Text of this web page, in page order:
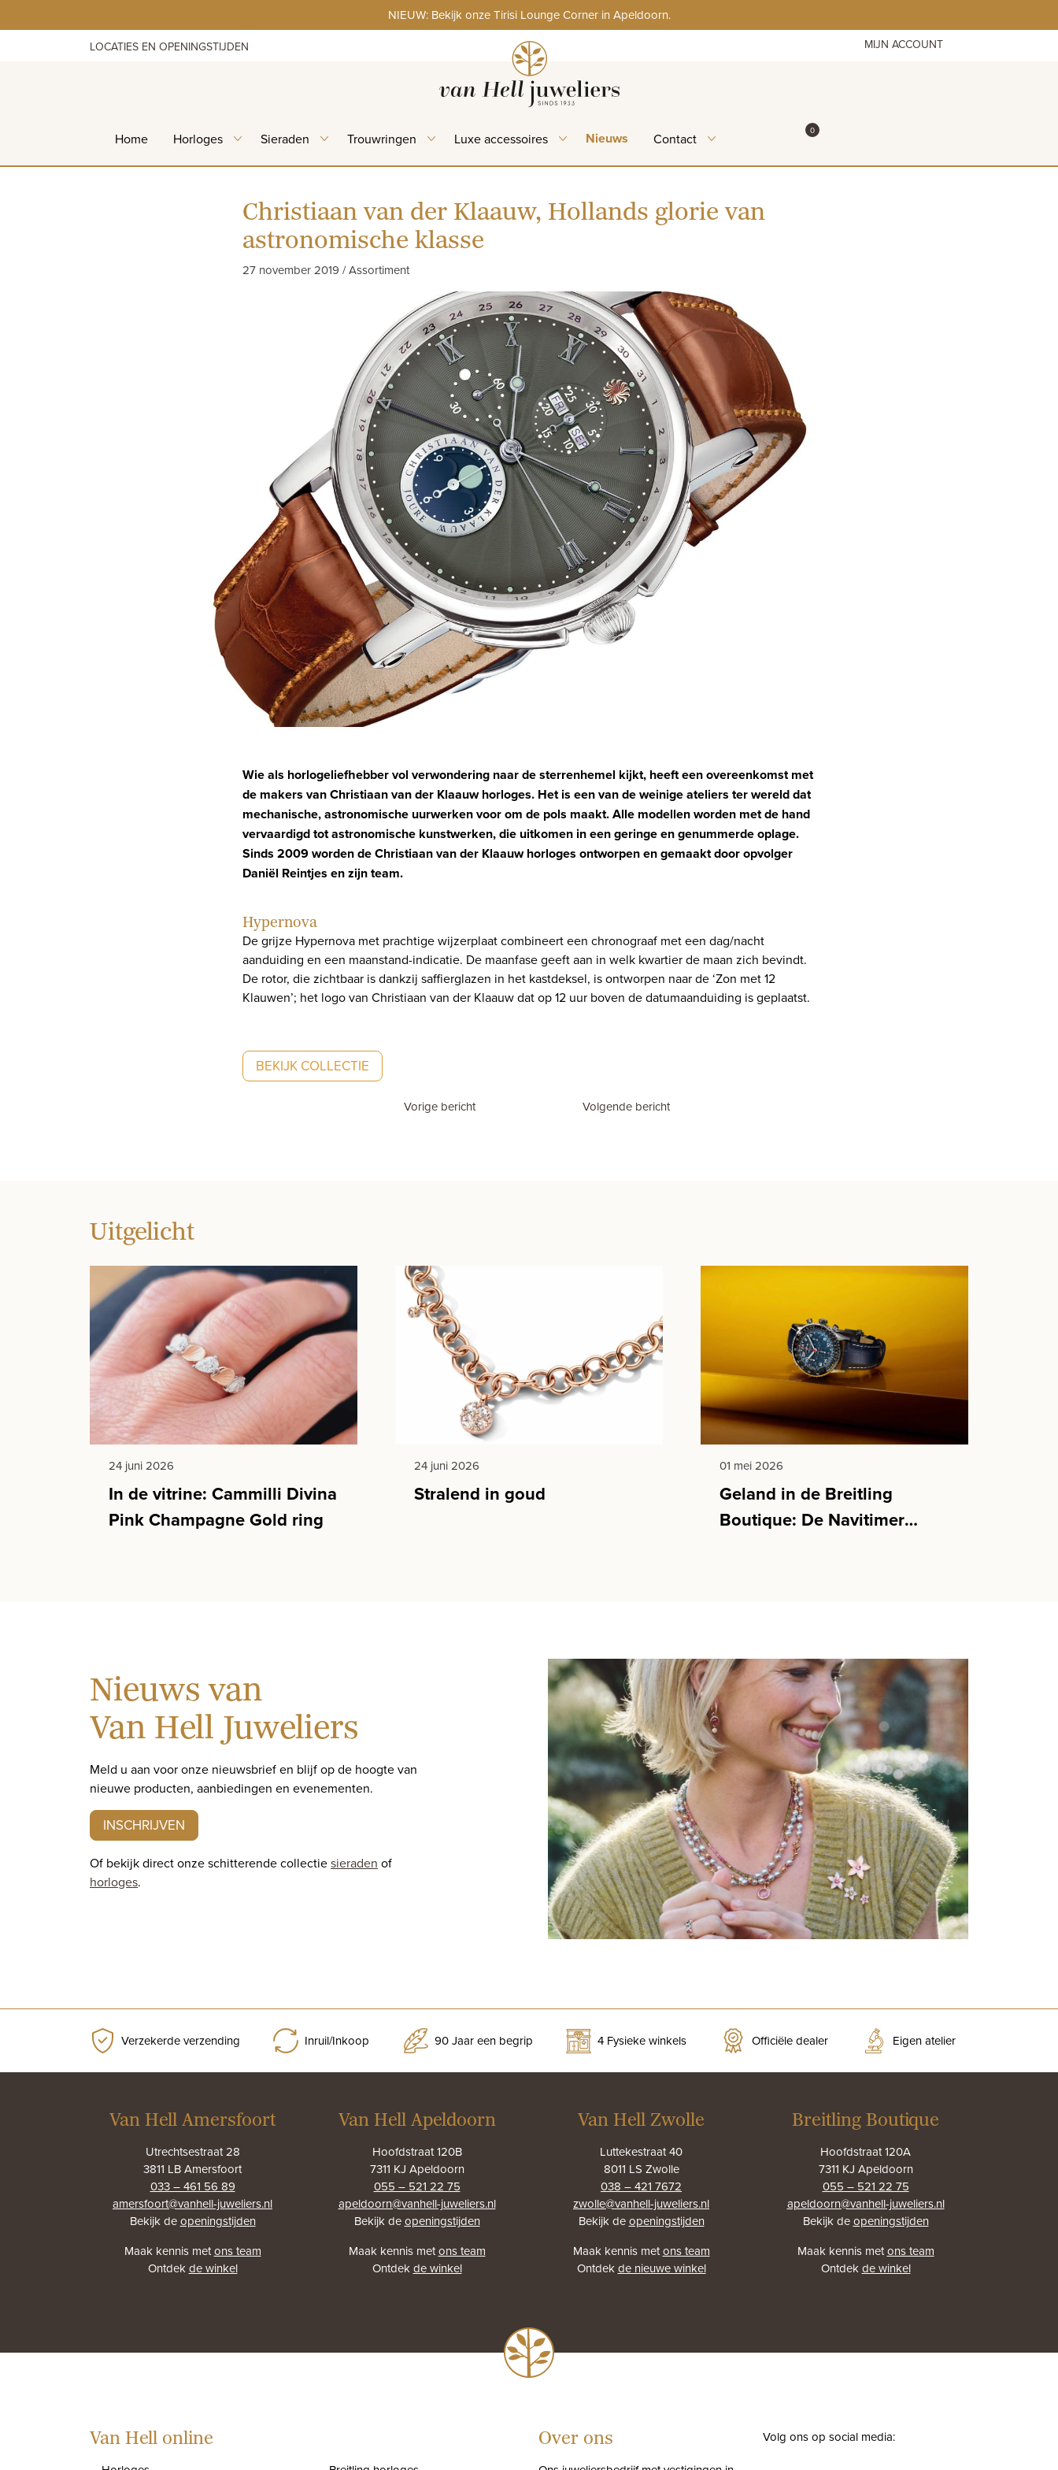
to
NIEUW: Bekijk onze Tirisi Lounge Corner in Apeldoorn.
LOCATIES EN OPENINGSTIJDEN MIJN ACCOUNT
Home Horloges Sieraden Trouwringen Luxe accessoires Nieuws Contact WINKELMAND
0ITEMS IN WINKELMAND
Christiaan van der Klaauw, Hollands glorie van
astronomische klasse
27 november 2019 / Assortiment
Wie als horlogeliefhebber vol verwondering naar de sterrenhemel kijkt, heeft een overeenkomst met
de makers van Christiaan van der Klaauw horloges. Het is een van de weinige ateliers ter wereld dat
mechanische, astronomische uurwerken voor om de pols maakt. Alle modellen worden met de hand
vervaardigd tot astronomische kunstwerken, die uitkomen in een geringe en genummerde oplage.
Sinds 2009 worden de Christiaan van der Klaauw horloges ontworpen en gemaakt door opvolger
Daniël Reintjes en zijn team.
Hypernova
De grijze Hypernova met prachtige wijzerplaat combineert een chronograaf met een dag/nacht
aanduiding en een maanstand-indicatie. De maanfase geeft aan in welk kwartier de maan zich bevindt.
De rotor, die zichtbaar is dankzij saffierglazen in het kastdeksel, is ontworpen naar de ‘Zon met 12
Klauwen’; het logo van Christiaan van der Klaauw dat op 12 uur boven de datumaanduiding is geplaatst.
BEKIJK COLLECTIE
Vorige bericht Volgende bericht
Uitgelicht
24 juni 2026
In de vitrine: Cammilli Divina
Pink Champagne Gold ring
24 juni 2026
Stralend in goud
01 mei 2026
Geland in de Breitling
Boutique: De Navitimer
Nieuws van
Van Hell Juweliers
Meld u aan voor onze nieuwsbrief en blijf op de hoogte van
nieuwe producten, aanbiedingen en evenementen.
INSCHRIJVEN
Of bekijk direct onze schitterende collectiesieraden of
horloges.
Verzekerde verzending Inruil/Inkoop 90 Jaar een begrip 4 Fysieke winkels Officiële dealer Eigen atelier
Van Hell Amersfoort
Utrechtsestraat 28
3811 LB Amersfoort
033 – 461 56 89
amersfoort@vanhell-juweliers.nl
Bekijk deopeningstijden
Maak kennis metons team
Ontdekde winkel
Van Hell Apeldoorn
Hoofdstraat 120B
7311 KJ Apeldoorn
055 – 521 22 75
apeldoorn@vanhell-juweliers.nl
Bekijk deopeningstijden
Maak kennis metons team
Ontdekde winkel
Van Hell Zwolle
Luttekestraat 40
8011 LS Zwolle
038 – 421 7672
zwolle@vanhell-juweliers.nl
Bekijk deopeningstijden
Maak kennis metons team
Ontdekde nieuwe winkel
Breitling Boutique
Hoofdstraat 120A
7311 KJ Apeldoorn
055 – 521 22 75
apeldoorn@vanhell-juweliers.nl
Bekijk deopeningstijden
Maak kennis metons team
Ontdekde winkel
Van Hell online Over ons
Volg ons op social media: